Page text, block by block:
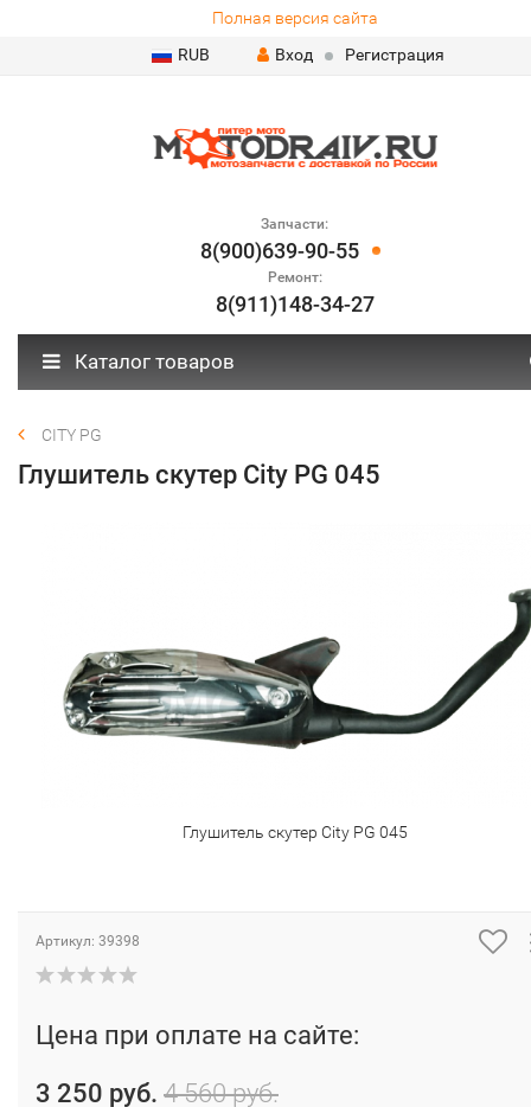
Полная версия сайта
RUB
Вход Регистрация
Запчасти:
8(900)639-90-55
Ремонт:
8(911)148-34-27
Каталог товаров
CITY PG
Глушитель скутер City PG 045
Глушитель скутер City PG 045
Артикул: 39398
Цена при оплате на сайте:
3 250 руб. 4 560 руб.